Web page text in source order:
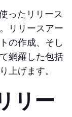
ったリリース
リリースアー
の作成、そし
網羅した包括
上げます。
リー